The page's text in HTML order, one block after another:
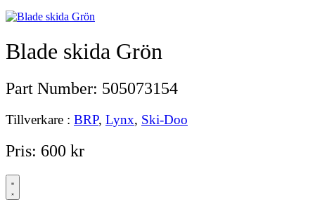
Blade skida Grön
Part Number: 505073154
Tillverkare : BRP, Lynx, Ski-Doo
Pris: 600 kr